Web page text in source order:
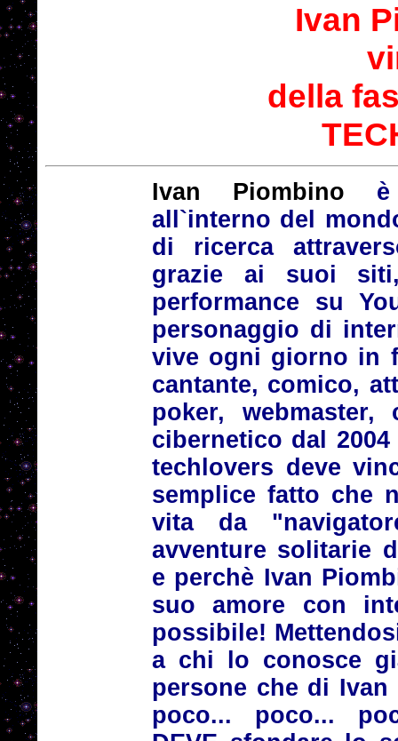
Ivan
della
Ivan Piombino
all`interno del
di ricerca
grazie ai suoi
performance su
personaggio di
vive ogni giorno in
cantante, comico,
poker, webmaster,
cibernetico dal
techlovers deve
semplice fatto che
vita da
avventure solitarie
e perchè Ivan
suo amore con
possibile!
a chi lo conosce
persone che di
poco... poco...